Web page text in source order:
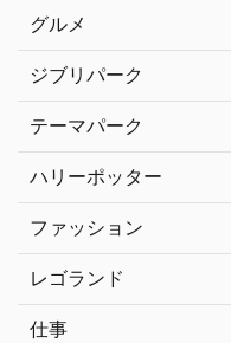
グルメ
ジブリパーク
テーマパーク
ハリーポッター
ファッション
レゴランド
仕事